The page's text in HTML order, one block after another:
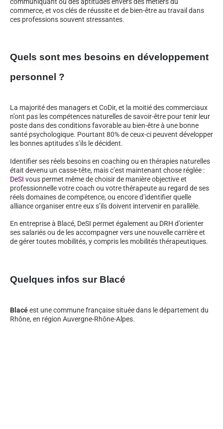
commerce, et vos clés de réussite et de bien-être au travail dans
ces professions souvent stressantes.
Quels sont mes besoins en développement
personnel ?
La majorité des managers et CoDir, et la moitié des commerciaux
n’ont pas les compétences naturelles de savoir-être pour tenir leur
poste dans des conditions favorable au bien-être à une bonne
santé psychologique. Pourtant 80% de ceux-ci peuvent développer
les bonnes aptitudes s’ils le décident.
Identifier ses réels besoins en coaching ou en thérapies naturelles
était devenu un casse-tête, mais c’est maintenant chose réglée :
DeSI vous permet même de choisir de manière objective et
professionnelle votre coach ou votre thérapeute au regard de ses
réels domaines de compétence, ou encore d’identifier quelle
alliance organiser entre eux s’ils doivent intervenir en parallèle.
En entreprise à Blacé, DeSI permet également au DRH d’orienter
ses salariés ou de les accompagner vers une nouvelle carrière et
de gérer toutes mobilités, y compris les mobilités thérapeutiques.
Quelques infos sur Blacé
Blacéest une commune française située dans le département du
Rhône, en région Auvergne-Rhône-Alpes.